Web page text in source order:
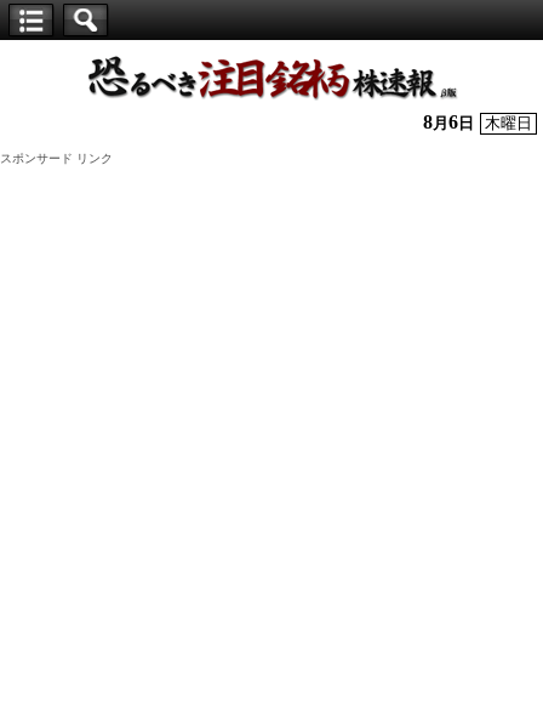
株】
8月 6 日 木曜日
スポンサード リンク